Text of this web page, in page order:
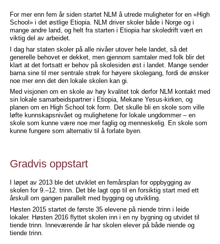
For mer enn fem år siden startet NLM å utrede muligheter for en «High
School» i det østlige Etiopia. NLM driver skoler både i Norge og i
mange andre land, og helt fra starten i Etiopia har skoledrift vært en
viktig del av arbeidet.
I dag har staten skoler på alle nivåer utover hele landet, så det
generelle behovet er dekket, men gjennom samtaler med folk blir det
klart at det fortsatt er behov på skolesiden øst i landet. Mange sender
barna sine til mer sentrale strøk for høyere skolegang, fordi de ønsker
noe mer enn det den lokale skolen kan gi.
Med visjonen om en skole av høy kvalitet tok derfor NLM kontakt med
sin lokale samarbeidspartner i Etiopia, Mekane Yesus-kirken, og
planen om en High School tok form. Det skulle bli en skole som ville
løfte kunnskapsnivået og mulighetene for lokale ungdommer – en
skole som kunne være noe mer faglig og menneskelig. En skole som
kunne fungere som alternativ til å forlate byen.
Gradvis oppstart
I løpet av 2013 ble det utviklet en femårsplan for oppbygging av
skolen for 9.–12. trinn. Det ble lagt opp til en forsiktig start med ett
årskull om gangen parallelt med bygging og utvikling.
Høsten 2015 startet de første 35 elevene på niende trinn i leide
lokaler. Høsten 2016 flyttet skolen inn i en ny bygning og utvidet til
tiende trinn. Inneværende år har skolen elever på både niende og
tiende trinn.